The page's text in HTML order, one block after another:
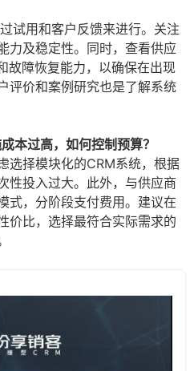
试用和客户反馈来进行。关注
力及稳定性。同时，查看供应
故障恢复能力，以确保在出现
评价和案例研究也是了解系统
本过高，如何控制预算？
选择模块化的CRM系统，根据
性投入过大。此外，与供应商
式，分阶段支付费用。建议在
价比，选择最符合实际需求的